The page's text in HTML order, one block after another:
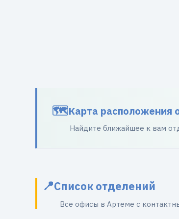
Карта расположения
Найдите ближайшее к вам
Список отделений
Все офисы в Артеме с